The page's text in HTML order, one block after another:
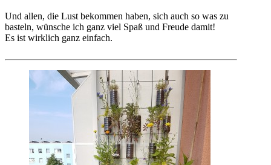
Und allen, die Lust bekommen haben, sich auch so was zu
basteln, wünsche ich ganz viel Spaß und Freude damit!
Es ist wirklich ganz einfach.